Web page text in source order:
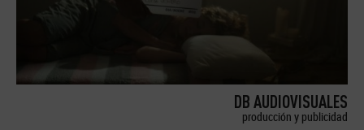
DB AUDIOVISUALES
producción y publicidad